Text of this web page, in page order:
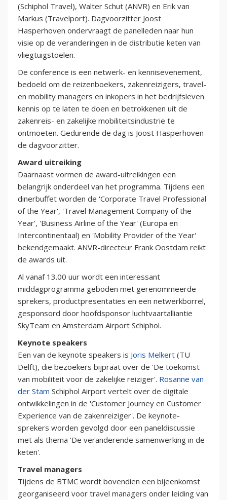
(Schiphol Travel), Walter Schut (ANVR) en Erik van
Markus (Travelport). Dagvoorzitter Joost
Hasperhoven ondervraagt de panelleden naar hun
visie op de veranderingen in de distributie keten van
vliegtuigstoelen.
De conference is een netwerk- en kennisevenement,
bedoeld om de reizenboekers, zakenreizigers, travel-
en mobility managers en inkopers in het bedrijfsleven
kennis op te laten te doen en betrokkenen uit de
zakenreis- en zakelijke mobiliteitsindustrie te
ontmoeten. Gedurende de dag is Joost Hasperhoven
de dagvoorzitter.
Award uitreiking
Daarnaast vormen de award-uitreikingen een
belangrijk onderdeel van het programma. Tijdens een
dinerbuffet worden de 'Corporate Travel Professional
of the Year', 'Travel Management Company of the
Year', 'Business Airline of the Year' (Europa en
Intercontinentaal) en 'Mobility Provider of the Year'
bekendgemaakt. ANVR-directeur Frank Oostdam reikt
de awards uit.
Al vanaf 13.00 uur wordt een interessant
middagprogramma geboden met gerenommeerde
sprekers, productpresentaties en een netwerkborrel,
gesponsord door hoofdsponsor luchtvaartalliantie
SkyTeam en Amsterdam Airport Schiphol.
Keynote speakers
Een van de keynote speakers is Joris Melkert (TU
Delft), die bezoekers bijpraat over de 'De toekomst
van mobiliteit voor de zakelijke reiziger'. Rosanne van
der Stam Schiphol Airport vertelt over de digitale
ontwikkelingen in de 'Customer Journey en Customer
Experience van de zakenreiziger'. De keynote-
sprekers worden gevolgd door een paneldiscussie
met als thema 'De veranderende samenwerking in de
keten'.
Travel managers
Tijdens de BTMC wordt bovendien een bijeenkomst
georganiseerd voor travel managers onder leiding van